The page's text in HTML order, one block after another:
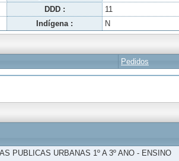
DDD : 11
Indígena : N
Pedidos
PUBLICAS URBANAS 1º A 3º ANO - ENSINO